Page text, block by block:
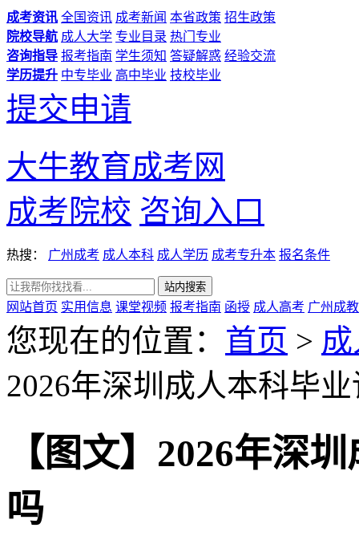
成考资讯 全国资讯 成考新闻 本省政策 招生政策
院校导航 成人大学 专业目录 热门专业
咨询指导 报考指南 学生须知 答疑解惑 经验交流
学历提升 中专毕业 高中毕业 技校毕业
提交申请
大牛教育成考网
成考院校 咨询入口
热搜： 广州成考 成人本科 成人学历 成考专升本 报名条件
网站首页 实用信息 课堂视频 报考指南 函授 成人高考 广州成教
您现在的位置： 首页 >
2026年深圳成人本科毕
【图文】2026年深
吗